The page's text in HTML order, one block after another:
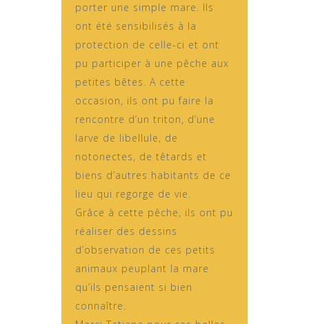
porter une simple mare. Ils
ont été sensibilisés à la
protection de celle-ci et ont
pu participer à une pêche aux
petites bêtes. A cette
occasion, ils ont pu faire la
rencontre d’un triton, d’une
larve de libellule, de
notonectes, de têtards et
biens d’autres habitants de ce
lieu qui regorge de vie.
Grâce à cette pêche, ils ont pu
réaliser des dessins
d’observation de ces petits
animaux peuplant la mare
qu’ils pensaient si bien
connaître.